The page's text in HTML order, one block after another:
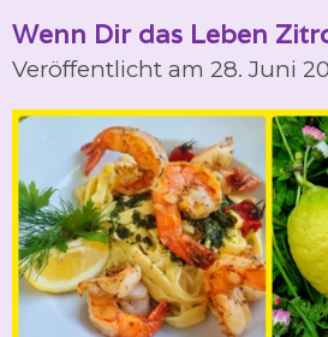
Wenn Dir das Leben
Veröffentlicht am 28. Juni